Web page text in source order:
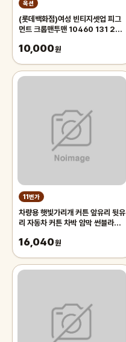
옥션
(롯데백화점)여성 빈티지셋업 피그
먼트 크롭맨투맨 10460 131 256
10,000원
11번가
차량용 햇빛가리개 커튼 앞유리 뒷유
리 자동차 커튼 차박 암막 썬블라인
리햇
16,040원